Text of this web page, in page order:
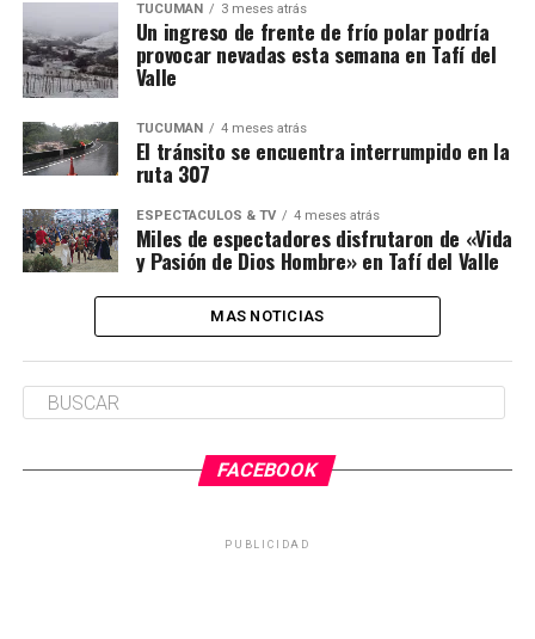
TUCUMÁN 3 meses atrás
Un ingreso de frente de frío polar podría
provocar nevadas esta semana en Tafí del
Valle
TUCUMÁN 4 meses atrás
El tránsito se encuentra interrumpido en la
ruta 307
ESPECTÁCULOS & TV 4 meses atrás
Miles de espectadores disfrutaron de «Vida
y Pasión de Dios Hombre» en Tafí del Valle
MAS NOTICIAS
FACEBOOK
PUBLICIDAD